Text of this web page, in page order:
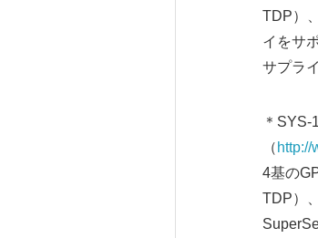
TDP）
イをサ
サプラ
＊SYS-
（ http://
4基の
TDP）